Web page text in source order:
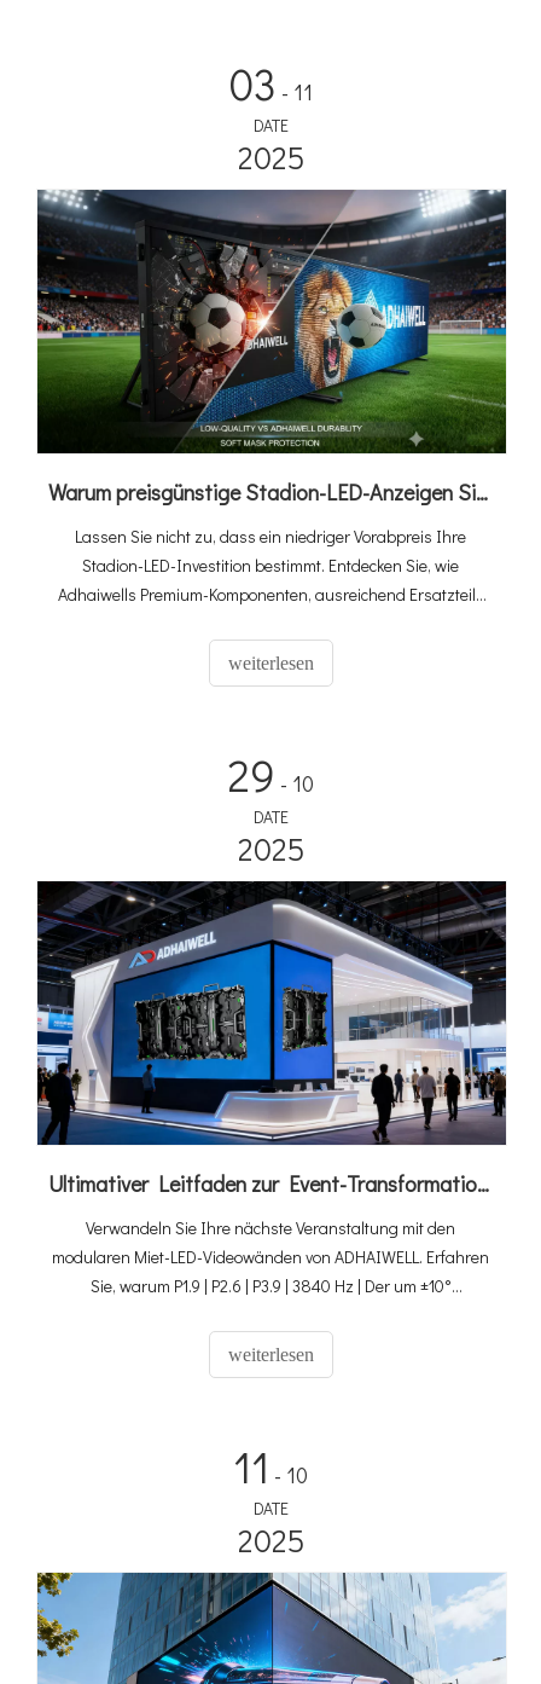
03 - 11
DATE
2025
Warum preisgünstige Stadion-LED-Anzeigen Sie mehr kosten: Der Adhaiwell-Wertvorteil
Lassen Sie nicht zu, dass ein niedriger Vorabpreis Ihre
Stadion-LED-Investition bestimmt. Entdecken Sie, wie
Adhaiwells Premium-Komponenten, ausreichend Ersatzteile
Zuverlässigkeit und minimale Ausfallzeiten gewährleisten
und so kontinuierliche Sponsoreneinnahmen und ein
weiterlesen
29 - 10
DATE
2025
Ultimativer Leitfaden zur Event-Transformation: Wie die modularen Miet-LED-Videowände von ADHAIWELL unvergessliche Bilder liefern
Verwandeln Sie Ihre nächste Veranstaltung mit den
modularen Miet-LED-Videowänden von ADHAIWELL. Erfahren
Sie, warum P1.9 | P2.6 | P3.9 | 3840 Hz | Der um ±10°
beeindruckende visuelle Darstellungen unerlässlich.
weiterlesen
11 - 10
DATE
2025